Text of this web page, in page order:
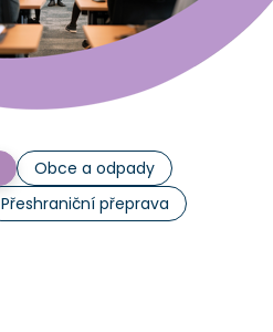
Obce a odpady
Přeshraniční přeprava